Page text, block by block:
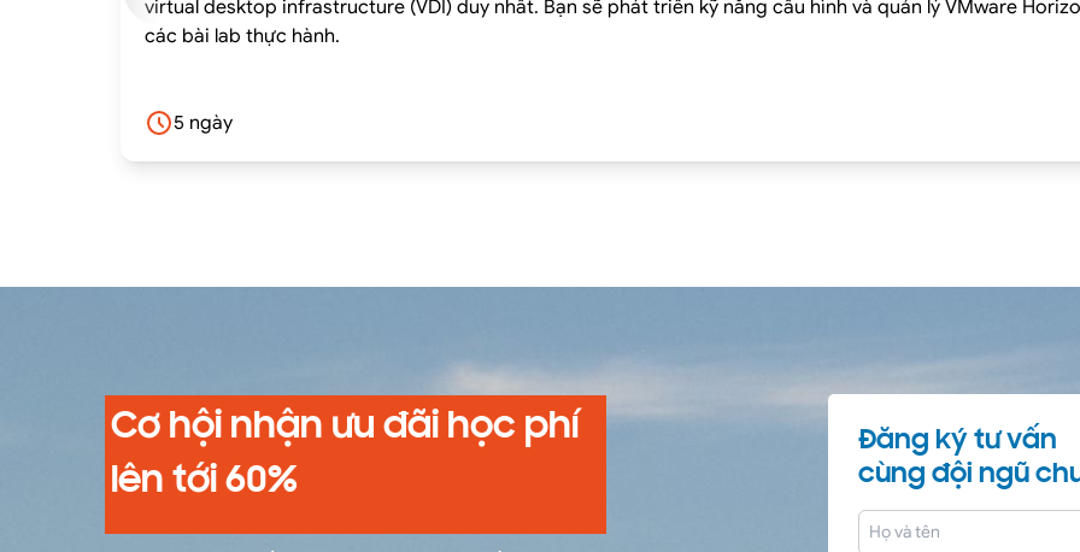
virtual desktop infrastructure (VDI) duy nhất. Bạn sẽ phát triển kỹ năng cấu hình và quản lý VMware
các bài lab thực hành.
5 ngày
Cơ hội nhận ưu đãi học phí
lên tới 60%
Đăng ký tư vấn
cùng đội ngũ